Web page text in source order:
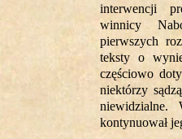
interwencji
winnicy
pierwszych
teksty o
częściowo
niektórzy
kontynuował